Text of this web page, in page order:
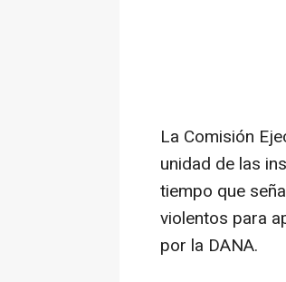
La Comisión
unidad de las
tiempo que
violentos para
por la DANA.